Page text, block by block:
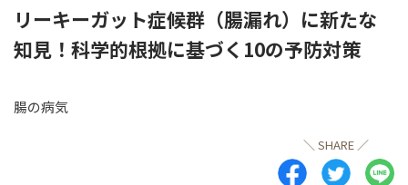
リーキーガット症候群（腸漏れ）に新たな
知見！科学的根拠に基づく10の予防対策
腸の病気
＼ SHARE ／